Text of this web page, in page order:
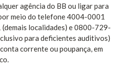
agência do BB ou ligar para
meio do telefone 4004-0001
localidades) e 0800-729-
para deficientes auditivos)
corrente ou poupança, em